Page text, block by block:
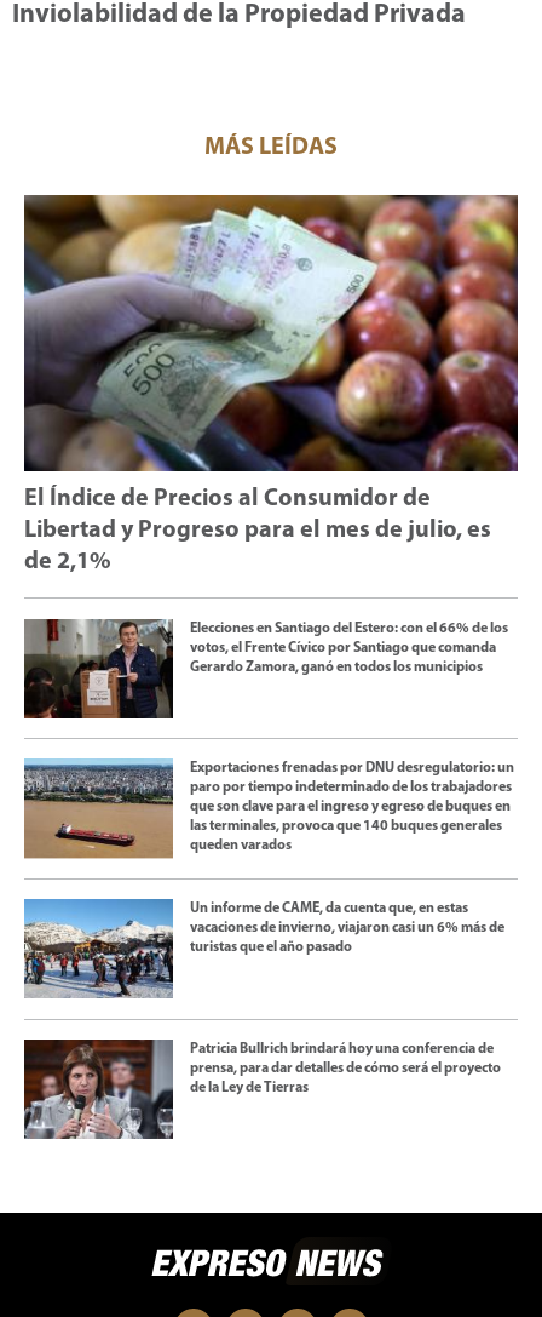
Inviolabilidad de la Propiedad Privada
MÁS LEÍDAS
El Índice de Precios al Consumidor de
Libertad y Progreso para el mes de julio, es
de 2,1%
Elecciones en Santiago del Estero: con el 66% de los
votos, el Frente Cívico por Santiago que comanda
Gerardo Zamora, ganó en todos los municipios
Exportaciones frenadas por DNU desregulatorio: un
paro por tiempo indeterminado de los trabajadores
que son clave para el ingreso y egreso de buques en
las terminales, provoca que 140 buques generales
queden varados
Un informe de CAME, da cuenta que, en estas
vacaciones de invierno, viajaron casi un 6% más de
turistas que el año pasado
Patricia Bullrich brindará hoy una conferencia de
prensa, para dar detalles de cómo será el proyecto
de la Ley de Tierras